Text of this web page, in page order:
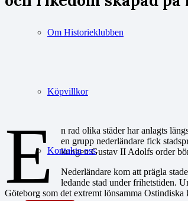
Om Historieklubben
Köpvillkor
Kontakta oss
E
n rad olika städer har anlagts
en grupp nederländare fick
kungen Gustav II Adolfs order
Nederländare kom att prägla
ledande stad under frihetstiden.
Göteborg som det extremt lönsamma